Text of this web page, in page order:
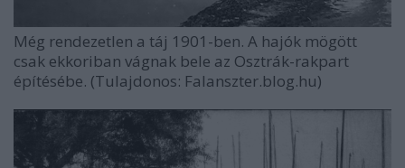
Még rendezetlen a táj 1901-ben. A hajók mögött
csak ekkoriban vágnak bele az Osztrák-rakpart
építésébe. (Tulajdonos: Falanszter.blog.hu)